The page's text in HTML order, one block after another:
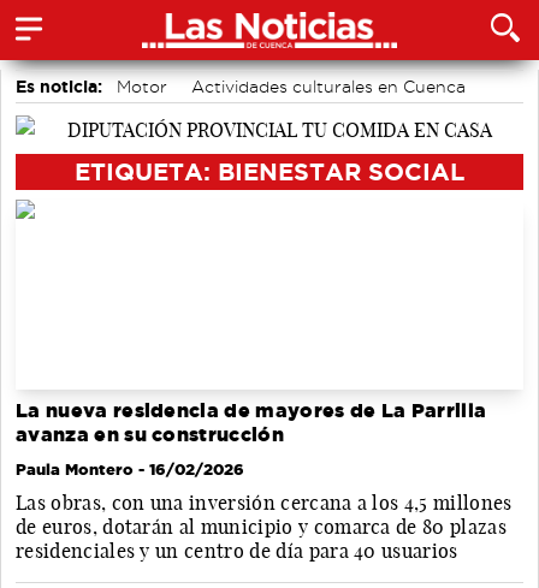
Es noticia: Motor
Actividades culturales en Cuenca
Medio Ambiente
ETIQUETA: BIENESTAR SOCIAL
La nueva residencia de mayores de La Parrilla
avanza en su construcción
Paula Montero - 16/02/2026
Las obras, con una inversión cercana a los 4,5 millones
de euros, dotarán al municipio y comarca de 80 plazas
residenciales y un centro de día para 40 usuarios